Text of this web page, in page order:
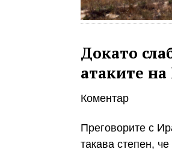
Докато
атаките
Коментар
Преговорите с
такава степен,